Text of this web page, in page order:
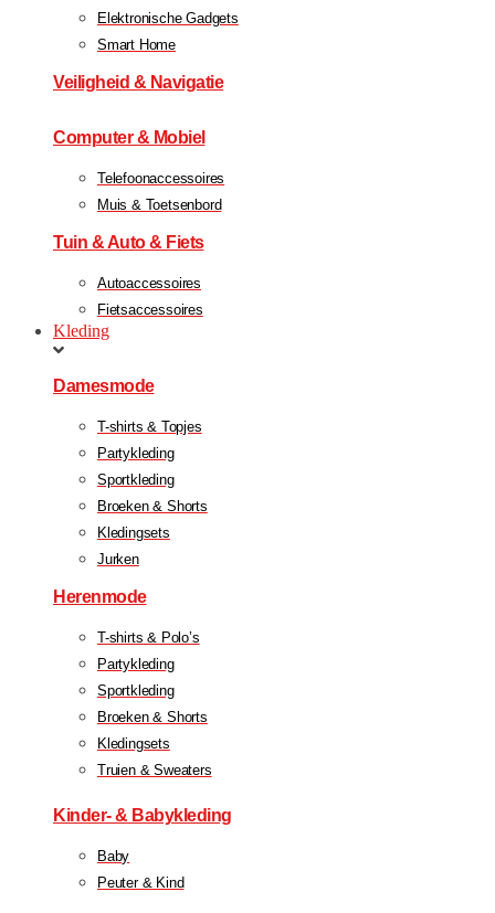
Elektronische Gadgets
Smart Home
Veiligheid & Navigatie
Computer & Mobiel
Telefoonaccessoires
Muis & Toetsenbord
Tuin & Auto & Fiets
Autoaccessoires
Fietsaccessoires
Kleding
Damesmode
T-shirts & Topjes
Partykleding
Sportkleding
Broeken & Shorts
Kledingsets
Jurken
Herenmode
T-shirts & Polo’s
Partykleding
Sportkleding
Broeken & Shorts
Kledingsets
Truien & Sweaters
Kinder- & Babykleding
Baby
Peuter & Kind